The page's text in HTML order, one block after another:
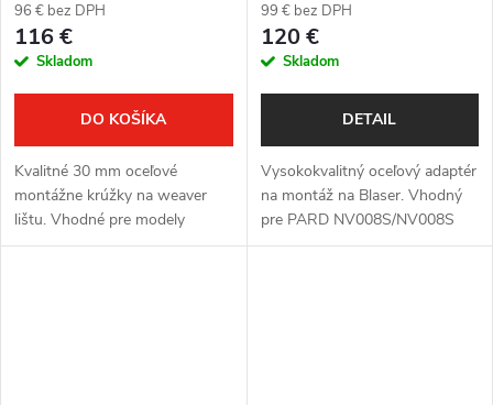
96 € bez DPH
116 €
Skladom
DO KOŠÍKA
Kvalitné 30 mm oceľové
montážne krúžky na weaver
lištu. Vhodné pre modely
Hikmicro Stellar, Alpex, PARD
99 € bez DPH
120 €
Skladom
DETAIL
Vysokokvalitný oceľový adaptér
na montáž na Blaser. Vhodný
pre PARD NV008S/NV008S
LRF a SA 2022.